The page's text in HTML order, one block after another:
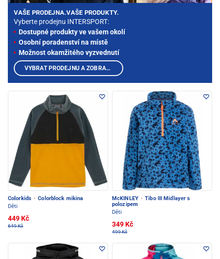
Colorkids · Colorblock mikina
Děti
449 Kč
649 Kč
McKINLEY · Tibo III Midlayer s
polozipem
Děti
349 Kč
499 Kč
VAŠE PRODEJNA.VAŠE PRODUKTY.
Vyberte prodejnu INTERSPORT:
Dostupné produkty ve vašem okolí
Osobní poradenství na místě
Možnost okamžitého vyzvednutí
VYBRAT PRODEJNU A ZOBRAZIT PRODUKTY